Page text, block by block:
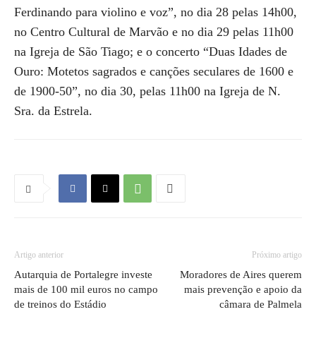
Ferdinando para violino e voz”, no dia 28 pelas 14h00,
no Centro Cultural de Marvão e no dia 29 pelas 11h00
na Igreja de São Tiago; e o concerto “Duas Idades de
Ouro: Motetos sagrados e canções seculares de 1600 e
de 1900-50”, no dia 30, pelas 11h00 na Igreja de N.
Sra. da Estrela.
Artigo anterior
Autarquia de Portalegre investe
mais de 100 mil euros no campo
de treinos do Estádio
Próximo artigo
Moradores de Aires querem
mais prevenção e apoio da
câmara de Palmela